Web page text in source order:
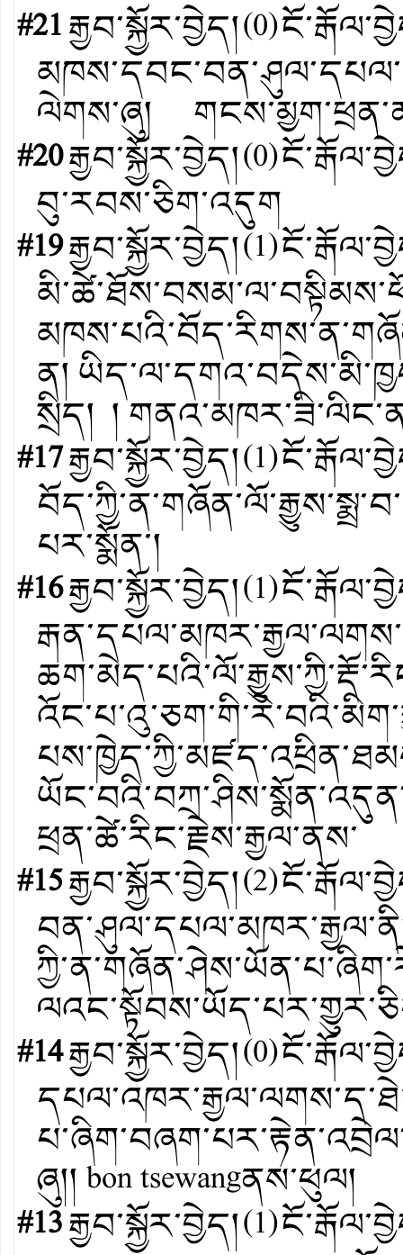
#21རྒྱབ་སྐྱོར་བྱེད།(0)
ལེགས་ཞུ།
#20རྒྱབ་སྐྱོར་བྱེད།(0)
བུ་རབས་ཅིག་འདུག
#19རྒྱབ་སྐྱོར་བྱེད།(1)
ན།
སྲིད། །
#17རྒྱབ་སྐྱོར་བྱེད།(1)
པར་སྨོན་།
#16རྒྱབ་སྐྱོར་བྱེད།(1)
ཕྲན་ཚེ་རིང་རྗེས་རྒྱལ་ནས་
#15རྒྱབ་སྐྱོར་བྱེད།(2)
#14རྒྱབ་སྐྱོར་བྱེད།(0)
ཞུ།། bon tsewangནས་ཕུལ།
#13རྒྱབ་སྐྱོར་བྱེད།(1)